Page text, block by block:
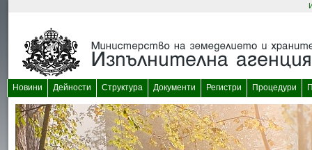
Новини Дейности Структура Документи Регистри Процедури